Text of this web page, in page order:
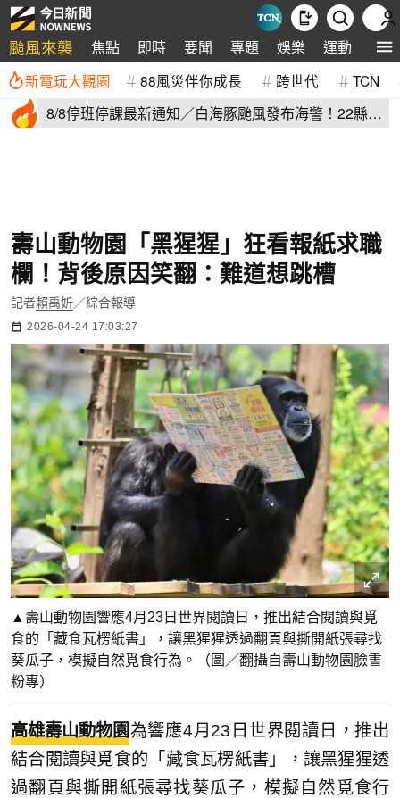
颱風來襲 焦點 即時 要聞 專題 娛樂 運動 全球
新電玩大觀園 88風災伴你成長 跨世代 TCN
8/8停班停課最新通知／白海豚颱風發布海警！22縣市
壽山動物園「黑猩猩」狂看報紙求職
欄！背後原因笑翻：難道想跳槽
記者賴禹妡／綜合報導
2026-04-24 17:03:27
▲壽山動物園響應4月23日世界閱讀日，推出結合閱讀與覓
食的「藏食瓦楞紙書」，讓黑猩猩透過翻頁與撕開紙張尋找
葵瓜子，模擬自然覓食行為。（圖／翻攝自壽山動物園臉書
粉專）
高雄壽山動物園為響應4月23日世界閱讀日，推出
結合閱讀與覓食的「藏食瓦楞紙書」，讓黑猩猩透
過翻頁與撕開紙張尋找葵瓜子，模擬自然覓食行